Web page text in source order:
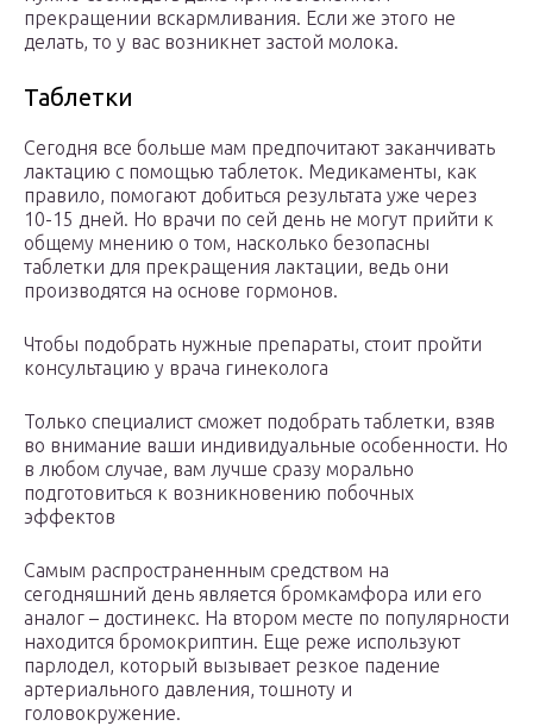
прекращении вскармливания. Если же этого не
делать, то у вас возникнет застой молока.
Таблетки
Сегодня все больше мам предпочитают заканчивать
лактацию с помощью таблеток. Медикаменты, как
правило, помогают добиться результата уже через
10-15 дней. Но врачи по сей день не могут прийти к
общему мнению о том, насколько безопасны
таблетки для прекращения лактации, ведь они
производятся на основе гормонов.
Чтобы подобрать нужные препараты, стоит пройти
консультацию у врача гинеколога
Только специалист сможет подобрать таблетки, взяв
во внимание ваши индивидуальные особенности. Но
в любом случае, вам лучше сразу морально
подготовиться к возникновению побочных
эффектов
Самым распространенным средством на
сегодняшний день является бромкамфора или его
аналог – достинекс. На втором месте по популярности
находится бромокриптин. Еще реже используют
парлодел, который вызывает резкое падение
артериального давления, тошноту и
головокружение.